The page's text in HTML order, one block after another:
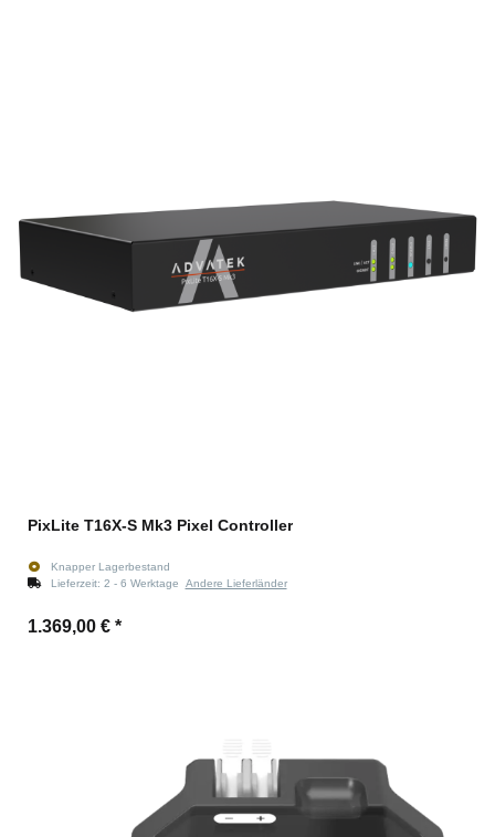
PixLite T16X-S Mk3 Pixel Controller
Knapper Lagerbestand
Lieferzeit: 2 - 6 Werktage Andere Lieferländer
1.369,00 € *